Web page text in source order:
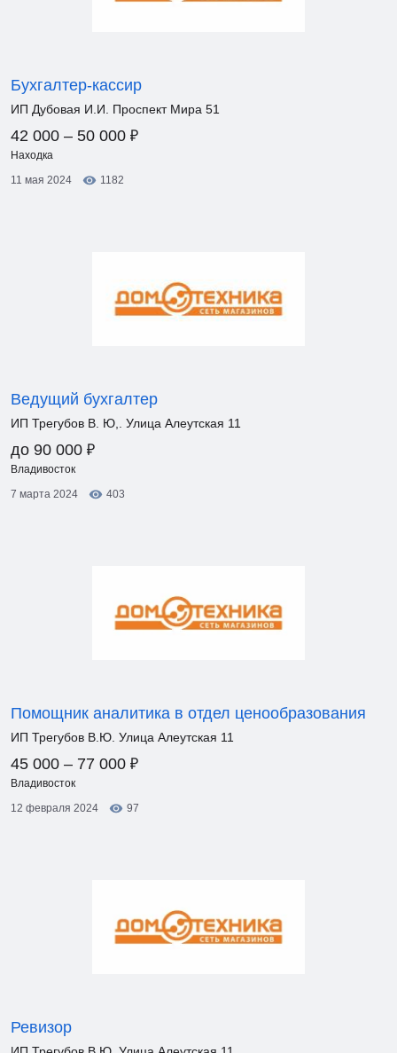
Бухгалтер-кассир
ИП Дубовая И.И. Проспект Мира 51
42 000 – 50 000 ₽
Находка
11 мая 2024
1182
Ведущий бухгалтер
ИП Трегубов В. Ю,. Улица Алеутская 11
до 90 000 ₽
Владивосток
7 марта 2024
403
Помощник аналитика в отдел ценообразования
ИП Трегубов В.Ю. Улица Алеутская 11
45 000 – 77 000 ₽
Владивосток
12 февраля 2024
97
Ревизор